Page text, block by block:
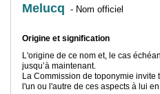
Melucq - Nom officiel
Origine et signification
L'origine de ce nom et, le cas
jusqu’à maintenant.
La Commission de toponymie
l'un ou l'autre de ces aspects à lui en